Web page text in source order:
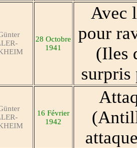
28 Octobre
1941
Avec
pour
(Iles
surpris
16 Février
1942